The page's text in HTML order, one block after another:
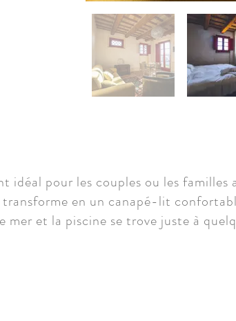
idéal pour les couples ou les
transforme en un canapé-lit
et la piscine se trove juste à